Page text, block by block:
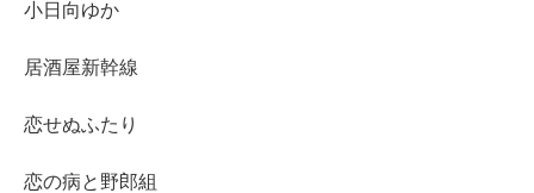
小日向ゆか
居酒屋新幹線
恋せぬふたり
恋の病と野郎組